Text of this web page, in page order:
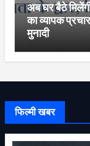
अब घर बैठे
का व्यापक
मुनादी
फिल्मी खबर